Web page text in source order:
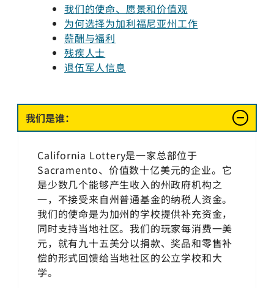
我们的使命、愿景和价值观
为何选择为加利福尼亚州工作
薪酬与福利
残疾人士
退伍军人信息
我们是谁：
California Lottery是一家总部位于
Sacramento、价值数十亿美元的企业。它
是少数几个能够产生收入的州政府机构之
一，不接受来自州普通基金的纳税人资金。
我们的使命是为加州的学校提供补充资金，
同时支持当地社区。我们的玩家每消费一美
元，就有九十五美分以捐款、奖品和零售补
偿的形式回馈给当地社区的公立学校和大
学。